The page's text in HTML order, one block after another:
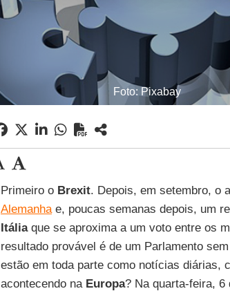
Foto: Pixabay
Primeiro o Brexit. Depois, em setembro, o
Alemanhae, poucas semanas depois, um
Itáliaque se aproxima a um voto entre os
resultado provável é de um Parlamento
estão em toda parte como notícias diárias,
acontecendo na Europa? Na quarta-feira, 6